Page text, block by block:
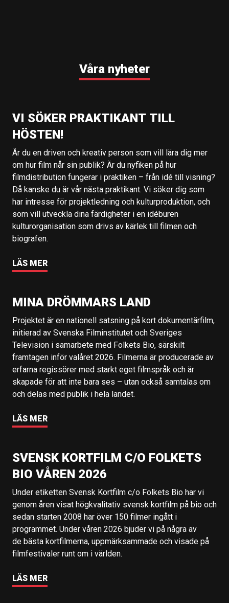
Våra nyheter
VI SÖKER PRAKTIKANT TILL
HÖSTEN!
Är du en driven och kreativ person som vill lära dig mer
om hur film når sin publik? Är du nyfiken på hur
filmdistribution fungerar i praktiken – från idé till visning?
Då kanske du är vår nästa praktikant. Vi söker dig som
har intresse för projektledning och kulturproduktion, och
som vill utveckla dina färdigheter i en idéburen
kulturorganisation som drivs av kärlek till filmen och
biografen.
LÄS MER
MINA DRÖMMARS LAND
Projektet är en nationell satsning på kort dokumentärfilm,
initierad av Svenska Filminstitutet och Sveriges
Television i samarbete med Folkets Bio, särskilt
framtagen inför valåret 2026. Filmerna är producerade av
erfarna regissörer med starkt eget filmspråk och är
skapade för att inte bara ses – utan också samtalas om
och delas med publik i hela landet.
LÄS MER
SVENSK KORTFILM C/O FOLKETS
BIO VÅREN 2026
Under etiketten Svensk Kortfilm c/o Folkets Bio har vi
genom åren visat högkvalitativ svensk kortfilm på bio och
sedan starten 2008 har över 150 filmer ingått i
programmet. Under våren 2026 bjuder vi på några av
de bästa kortfilmerna, uppmärksammade och visade på
filmfestivaler runt om i världen.
LÄS MER